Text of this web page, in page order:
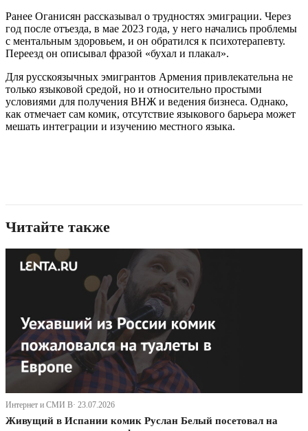
Ранее Оганисян рассказывал о трудностях эмиграции. Через
год после отъезда, в мае 2023 года, у него начались проблемы
с ментальным здоровьем, и он обратился к психотерапевту.
Переезд он описывал фразой «бухал и плакал».
Для русскоязычных эмигрантов Армения привлекательна не
только языковой средой, но и относительно простыми
условиями для получения ВНЖ и ведения бизнеса. Однако,
как отмечает сам комик, отсутствие языкового барьера может
мешать интеграции и изучению местного языка.
Читайте также
Интернет и СМИ В· 23.07.2026
Живущий в Испании комик Руслан Белый посетовал на